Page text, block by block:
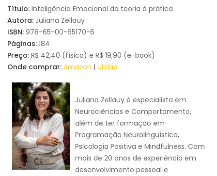
Título: Inteligência Emocional da teoria à prática
Autora: Juliana Zellauy
ISBN: 978-65-00-65170-6
Páginas: 184
Preço: R$ 42,40 (físico) e R$ 19,90 (e-book)
Onde comprar: Amazon | Uiclap
Juliana Zellauy é especialista em
Neurociências e Comportamento,
além de ter formação em
Programação Neurolinguística,
Psicologia Positiva e Mindfulness. Com
mais de 20 anos de experiência em
desenvolvimento pessoal e